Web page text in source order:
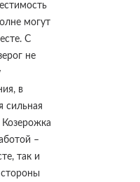
могут
С
не
в
сильная
Козерожка
–
так и